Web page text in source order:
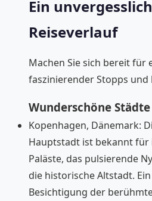
Ein
Reiseverlauf
Machen Sie sich bereit für
faszinierender Stopps und
Wunderschöne
Kopenhagen, Dänemark:
Hauptstadt ist bekannt für
Paläste, das pulsierende
die historische Altstadt.
Besichtigung der